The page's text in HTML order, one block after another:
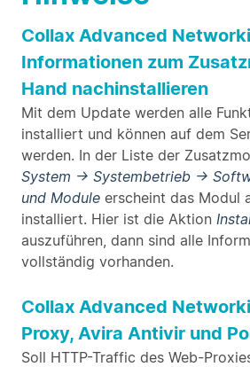
Collax Advanced
Informationen zum
Hand nachinstallieren
Mit dem Update werden alle
installiert und können auf dem
werden. In der Liste der
System → Systembetrieb →
und Module erscheint das Modul
installiert. Hier ist die Aktion
auszuführen, dann sind alle
vollständig vorhanden.
Collax Advanced
Proxy, Avira Antivir und
Soll HTTP-Traffic des Web-